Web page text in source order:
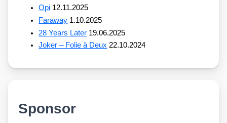
Opi 12.11.2025
Faraway 1.10.2025
28 Years Later 19.06.2025
Joker – Folie à Deux 22.10.2024
Sponsor